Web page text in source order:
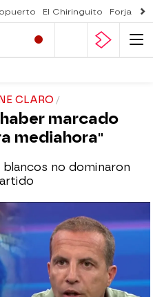
El Chiringuito Forjado
CLARO
marcado
mediahora"
no dominaron